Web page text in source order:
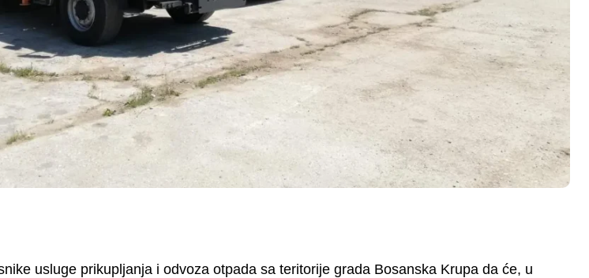
usluge prikupljanja i odvoza otpada sa teritorije grada Bosanska Krupa da će, u